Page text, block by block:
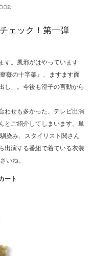
ェック！第一弾
す。風邪がはやっています
薇の十字架』、ますます面
し」。今後も澄子の言動から
わせも多かった、テレビ出演
とご紹介してしまいます。単
染み、スタイリスト関さん
出演する番組で着ている衣装
いね。
ート